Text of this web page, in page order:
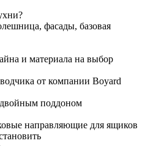
фасады, базовая
и материала на выбор
от компании Boyard
поддоном
направляющие для ящиков